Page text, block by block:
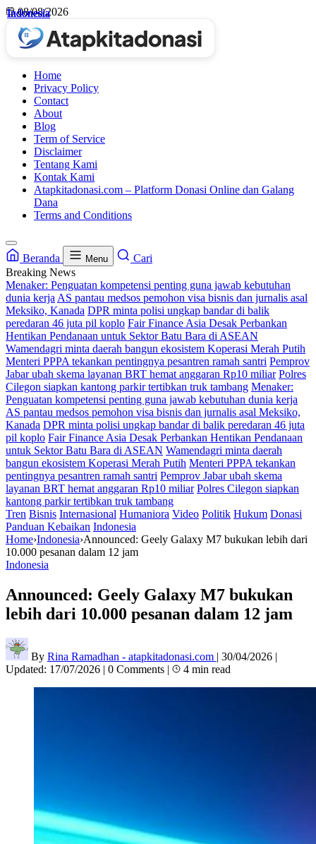
Skip
content
08/08/2026
Home
Privacy Policy
Contact
About
Blog
Term of Service
Disclaimer
Tentang Kami
Kontak Kami
Atapkitadonasi.com – Platform Donasi Online dan Galang
Dana
Terms and Conditions
Beranda Menu
Cari
Breaking News
Menaker: Penguatan kompetensi penting guna jawab kebutuhan
dunia kerja AS pantau medsos pemohon visa bisnis dan jurnalis asal
Meksiko, Kanada DPR minta polisi ungkap bandar di balik
peredaran 46 juta pil koplo Fair Finance Asia Desak Perbankan
Hentikan Pendanaan untuk Sektor Batu Bara di ASEAN
Wamendagri minta daerah bangun ekosistem Koperasi Merah Putih
Menteri PPPA tekankan pentingnya pesantren ramah santri Pemprov
Jabar ubah skema layanan BRT hemat anggaran Rp10 miliar Polres
Cilegon siapkan kantong parkir tertibkan truk tambang Menaker:
Penguatan kompetensi penting guna jawab kebutuhan dunia kerja
AS pantau medsos pemohon visa bisnis dan jurnalis asal Meksiko,
Kanada DPR minta polisi ungkap bandar di balik peredaran 46 juta
pil koplo Fair Finance Asia Desak Perbankan Hentikan Pendanaan
untuk Sektor Batu Bara di ASEAN Wamendagri minta daerah
bangun ekosistem Koperasi Merah Putih Menteri PPPA tekankan
pentingnya pesantren ramah santri Pemprov Jabar ubah skema
layanan BRT hemat anggaran Rp10 miliar Polres Cilegon siapkan
kantong parkir tertibkan truk tambang
Tren Bisnis Internasional Humaniora Video Politik Hukum Donasi
Panduan Kebaikan Indonesia
Home›Indonesia›Announced: Geely Galaxy M7 bukukan lebih dari
10.000 pesanan dalam 12 jam
Indonesia
Announced: Geely Galaxy M7 bukukan
lebih dari 10.000 pesanan dalam 12 jam
By Rina Ramadhan - atapkitadonasi.com | 30/04/2026 |
Updated: 17/07/2026 | 0 Comments | 4 min read
Indonesia
Indonesia
Indonesia
Indonesia